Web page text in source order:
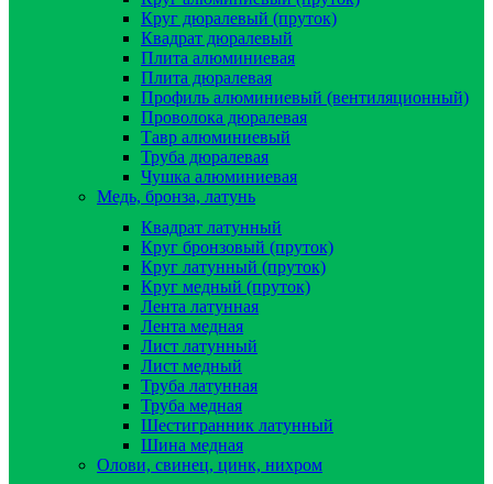
Круг дюралевый (пруток)
Квадрат дюралевый
Плита алюминиевая
Плита дюралевая
Профиль алюминиевый (вентиляционный)
Проволока дюралевая
Тавр алюминиевый
Труба дюралевая
Чушка алюминиевая
Медь, бронза, латунь
Квадрат латунный
Круг бронзовый (пруток)
Круг латунный (пруток)
Круг медный (пруток)
Лента латунная
Лента медная
Лист латунный
Лист медный
Труба латунная
Труба медная
Шестигранник латунный
Шина медная
Олови, свинец, цинк, нихром